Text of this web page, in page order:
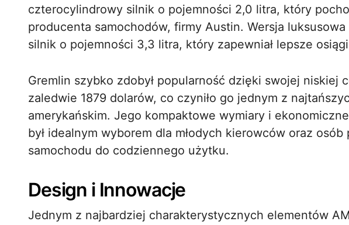
czterocylindrowy silnik o pojemności 2,0 litra, który
producenta samochodów, firmy Austin. Wersja
silnik o pojemności 3,3 litra, który zapewniał lepsze
Gremlin szybko zdobył popularność dzięki swojej niskiej
zaledwie 1879 dolarów, co czyniło go jednym z
amerykańskim. Jego kompaktowe wymiary i
był idealnym wyborem dla młodych kierowców oraz
samochodu do codziennego użytku.
Design i Innowacje
Jednym z najbardziej charakterystycznych elementów